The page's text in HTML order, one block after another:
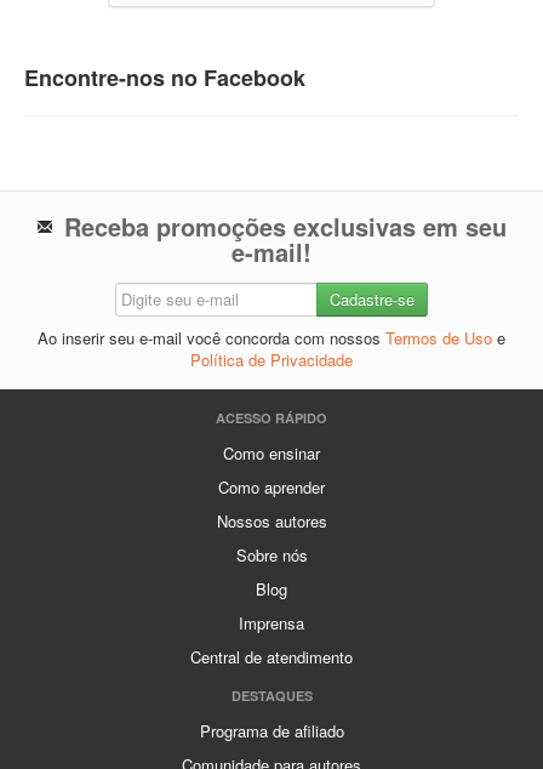
Encontre-nos no Facebook
Receba promoções exclusivas em seu
e-mail!
Ao inserir seu e-mail você concorda com nossos Termos de Uso e
Política de Privacidade
ACESSO RÁPIDO
Como ensinar
Como aprender
Nossos autores
Sobre nós
Blog
Imprensa
Central de atendimento
DESTAQUES
Programa de afiliado